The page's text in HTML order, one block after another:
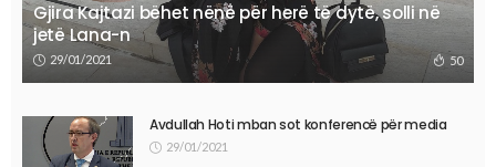
Gjira Kajtazi bëhet nënë për herë të dytë, solli në
jetë Lana-n
29/01/2021 50
Avdullah Hoti mban sot konferencë për media
29/01/2021